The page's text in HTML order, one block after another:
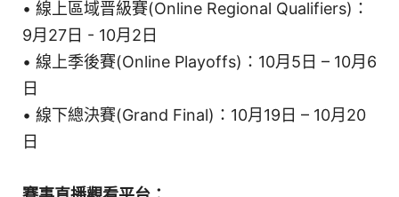
• 線上區域晋級賽(Online Regional Qualifiers)：
9月27日 - 10月2日
• 線上季後賽(Online Playoffs)：10月5日 – 10月6
日
• 線下總決賽(Grand Final)：10月19日 – 10月20
日